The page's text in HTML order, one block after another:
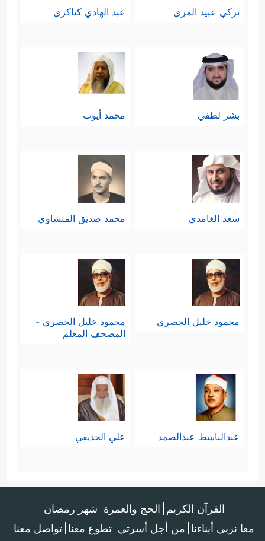
تركي عبيد المري عبد الهادي كناكري
بشر لطفي محمد أيوب
سعد الغامدي محمد صديق المنشاوي
محمود خليل الحصري
محمود خليل الحصري -
المصحف المعلم
عبدالباسط عبدالصمد علي الحذيفي
القرآن الكريم الحج والعمرة شهر رمضان
معا نربي أبناءنا من أجل أسرتي تطوع معنا تواصل معنا